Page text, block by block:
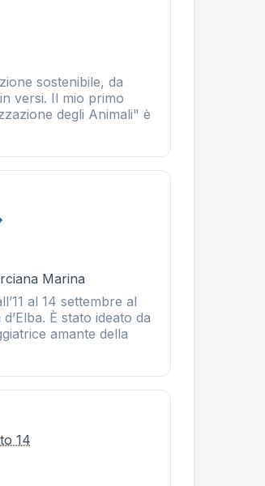
sostenibile, da
versi. Il mio primo
degli Animali" è
Marina
al 14 settembre al
È stato ideato da
amante della
14